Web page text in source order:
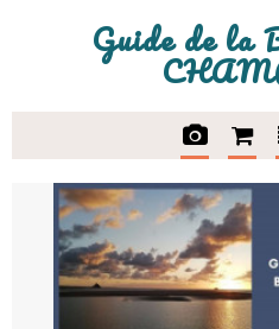
Guide de la